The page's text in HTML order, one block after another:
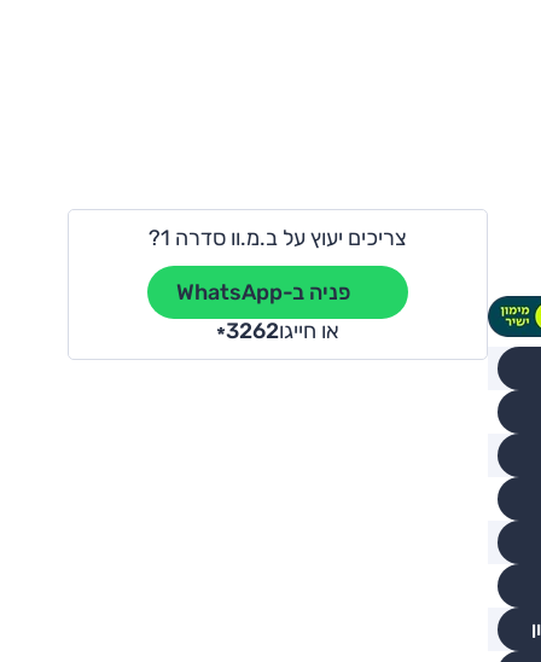
צריכים יעוץ על ב.מ.וו סדרה 1?
פניה ב-WhatsApp
או חייגו
*3262